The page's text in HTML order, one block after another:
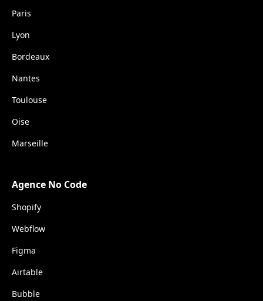
Paris
Lyon
Bordeaux
Nantes
Toulouse
Oise
Marseille
Agence No Code
Shopify
Webflow
Figma
Airtable
Bubble